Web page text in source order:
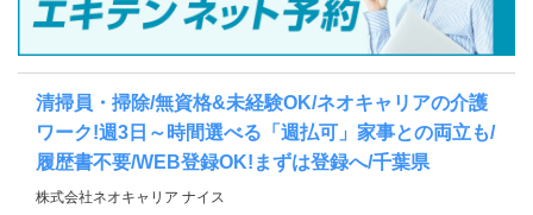
清掃員・掃除/無資格&未経験OK/ネオキャリアの介護
ワーク!週3日～時間選べる「週払可」家事との両立も/
履歴書不要/WEB登録OK!まずは登録へ/千葉県
株式会社ネオキャリア ナイス